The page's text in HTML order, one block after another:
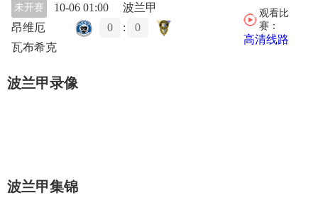
未开赛 10-06 01:00
波兰甲
昂维厄
0 :
0
瓦布希克
观看比
赛：
高清线路
波兰甲录像
波兰甲集锦